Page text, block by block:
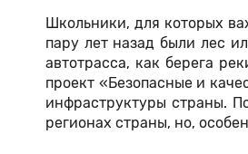
Школьники, для которых
пару лет назад были лес
автотрасса, как берега
проект «Безопасные и
инфраструктуры страны.
регионах страны, но,